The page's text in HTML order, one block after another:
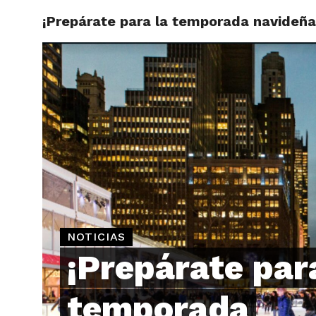
¡Prepárate para la temporada navideña
NOTICIAS
¡Prepárate